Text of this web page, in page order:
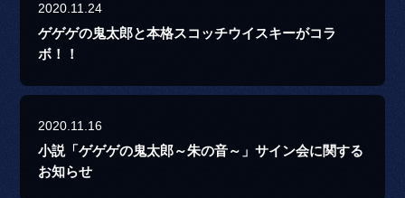
2020.11.24
ゲゲゲの鬼太郎と本格スコッチウイスキーがコラ
ボ！！
2020.11.16
小説「ゲゲゲの鬼太郎～朱の音～」サイン会に関する
お知らせ